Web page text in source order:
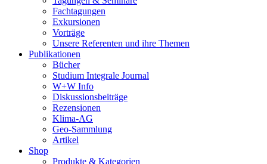
Fachtagungen
Exkursionen
Vorträge
Unsere Referenten und ihre Themen
Publikationen
Bücher
Studium Integrale Journal
W+W Info
Diskussionsbeiträge
Rezensionen
Klima-AG
Geo-Sammlung
Artikel
Shop
Produkte & Kategorien